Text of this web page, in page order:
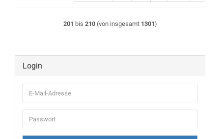
201 bis 210(von insgesamt 1301)
Login
E-
Mail-
Adresse
Passwort